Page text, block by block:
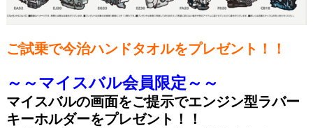
ご試乗で今治ハンドタオルをプレゼント！！
～～マイスバル会員限定～～
マイスバルの画面をご提示でエンジン型ラバー
キーホルダーをプレゼント！！